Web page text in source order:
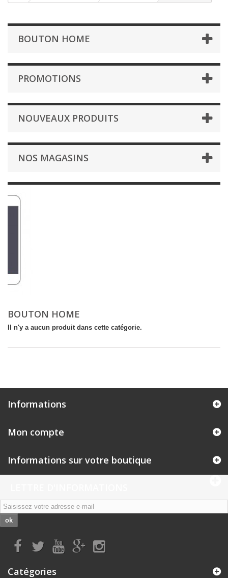
BOUTON HOME
PROMOTIONS
NOUVEAUX PRODUITS
NOS MAGASINS
BOUTON HOME
Il n'y a aucun produit dans cette catégorie.
Informations
Mon compte
Informations sur votre boutique
ok
Catégories